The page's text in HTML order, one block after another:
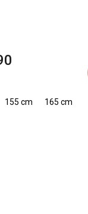
155 cm 165 cm